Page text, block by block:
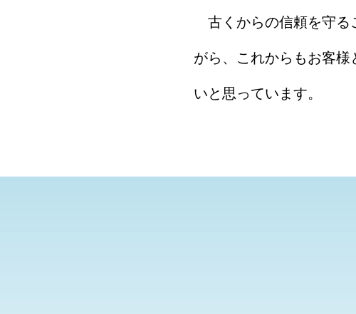
古くからの信頼を守る
がら、これからもお客
いと思っています。